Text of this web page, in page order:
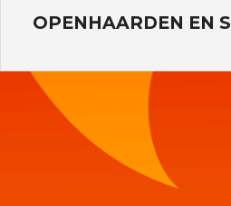
OPENHAARDEN EN